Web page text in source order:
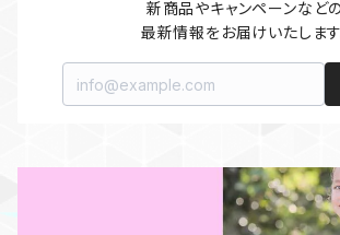
新商品やキャンペーンなど
最新情報をお届けいたします